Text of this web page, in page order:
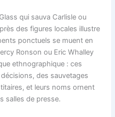
qui sauva Carlisle ou
des figures locales illustre
ponctuels se muent en
Ronson ou Eric Whalley
ethnographique : ces
des sauvetages
et leurs noms ornent
salles de presse.